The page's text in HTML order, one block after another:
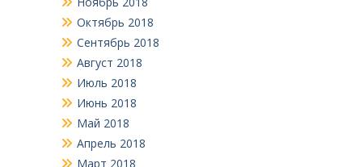
Октябрь 2018
Сентябрь 2018
Август 2018
Июль 2018
Июнь 2018
Май 2018
Апрель 2018
Март 2018